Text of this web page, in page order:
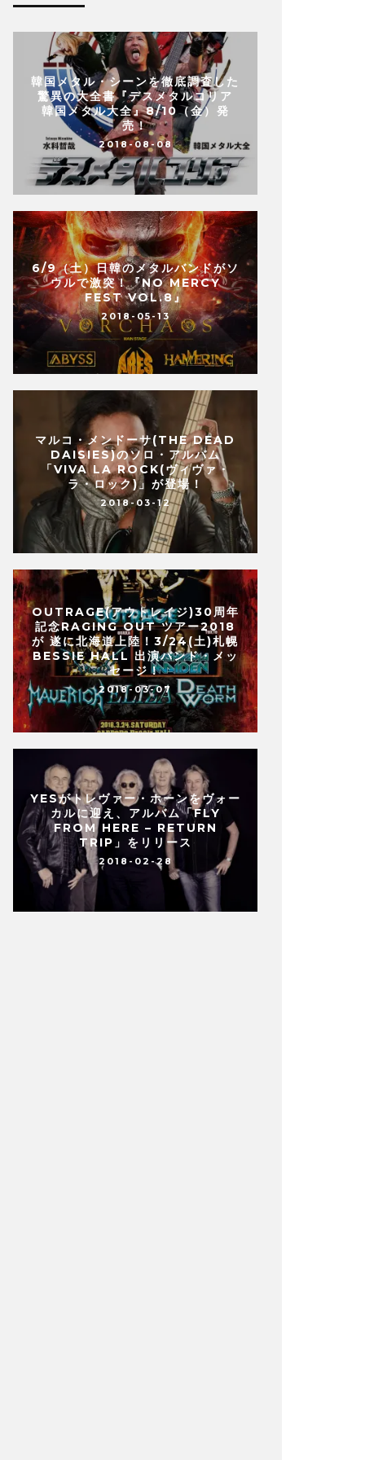
韓国メタル・シーンを徹底調査した
驚異の大全書『デスメタルコリア
韓国メタル大全』8/10（金）発
売！
2018-08-08
6/9（土）日韓のメタルバンドがソ
ウルで激突！『NO MERCY
FEST VOL.8』
2018-05-13
マルコ・メンドーサ(THE DEAD
DAISIES)のソロ・アルバム
「VIVA LA ROCK(ヴィヴァ・
ラ・ロック)」が登場！
2018-03-12
OUTRAGE(アウトレイジ)30周年
記念RAGING OUT ツアー2018
が 遂に北海道上陸！3/24(土)札幌
BESSIE HALL 出演バンド・メッ
セージ！
2018-03-07
YESがトレヴァー・ホーンをヴォー
カルに迎え、アルバム「FLY
FROM HERE – RETURN
TRIP」をリリース
2018-02-28